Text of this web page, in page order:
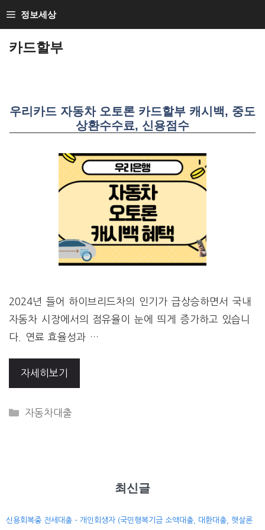
CONTENT
정보세상
카드할부
우리카드 자동차 오토론 카드할부 캐시백, 중도
상환수수료, 신용점수
2024년 들어 하이브리드차의 인기가 급상승하면서 국내
자동차 시장에서의 점유율이 눈에 띄게 증가하고 있습니
다. 연료 효율성과 …
자세히보기
CATEGORIES
자동차대출
최신글
신용회복중 전세대출 – 개인회생자 (국민행복기금 소액대출, 대환대출, 햇살론